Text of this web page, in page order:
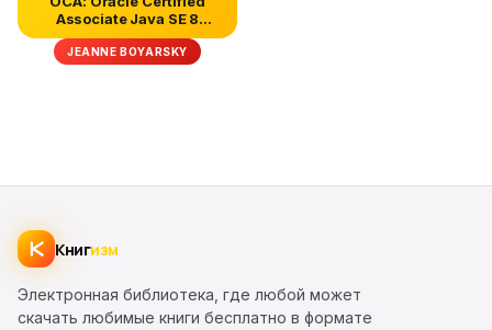
Associate Java SE 8
Programm...
JEANNE BOYARSKY
Книгизм
Электронная библиотека, где любой может
скачать любимые книги бесплатно в формате